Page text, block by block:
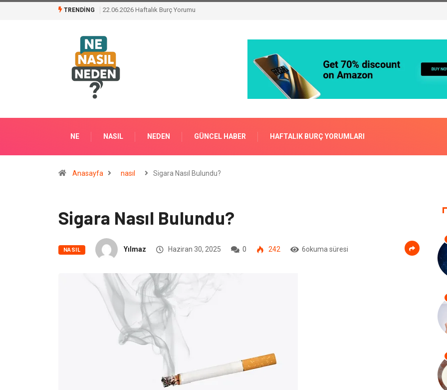
TRENDING Klima Bakımının Önemi Nedir ?
NE NASIL NEDEN GÜNCEL HABER HAFTALIK BURÇ YORUMLARI
Anasayfa nasıl Sigara Nasıl Bulundu?
Sigara Nasıl Bulundu?
NASIL Yılmaz Haziran 30, 2025 0 242 6okuma süresi